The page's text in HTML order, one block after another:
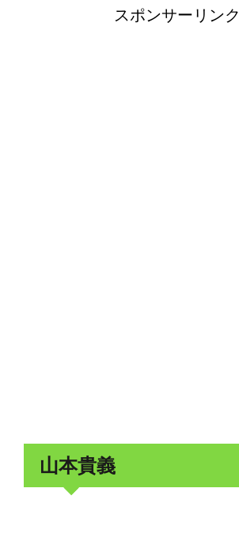
スポンサーリンク
山本貴義